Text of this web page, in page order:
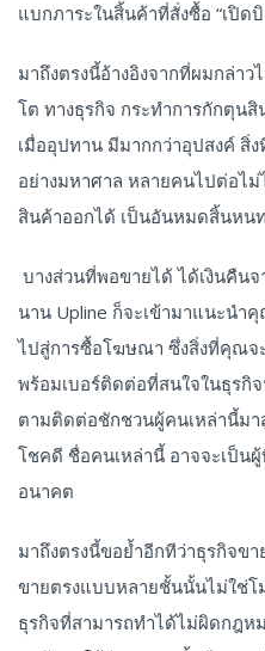
แบกภาระในสิ้นค้าที่สั่งซื้อ “เปิด
มาถึงตรงนี้อ้างอิงจากที่ผมกล่าว
โต ทางธุรกิจ กระทำการกักตุน
เมื่ออุปทาน มีมากกว่าอุปสงค์ สิ่
อย่างมหาศาล หลายคนไปต่อไ
สินค้าออกได้ เป็นอันหมดสิ้นหนท
บางส่วนที่พอขายได้ ได้เงินคืน
นาน Upline ก็จะเข้ามาแนะนำ
ไปสู่การซื้อโฆษณา ซึ่งสิ่งที่คุณ
พร้อมเบอร์ติดต่อที่สนใจในธุรกิ
ตามติดต่อชักชวนผู้คนเหล่านี้มา
โชคดี ชื่อคนเหล่านี้ อาจจะเป็น
อนาคต
มาถึงตรงนี้ขอย้ำอีกทีว่าธุรกิจข
ขายตรงแบบหลายชั้นนั้นไม่ใช่โ
ธุรกิจที่สามารถทำได้ไม่ผิดกฎห